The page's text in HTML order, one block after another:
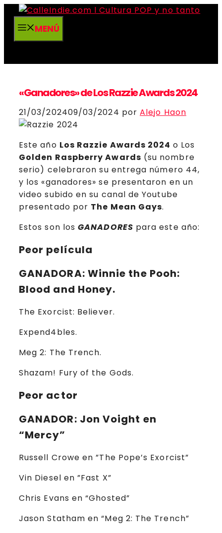
Saltar
contenidoMENÚ
«Ganadores» de Los Razzie Awards 2024
21/03/202409/03/2024 porAlejo Haon
Este año Los Razzie Awards 2024 o Los
Golden Raspberry Awards (su nombre
serio) celebraron su entrega número 44,
y los «ganadores» se presentaron en un
video subido en su canal de Youtube
presentado por The Mean Gays.
Estos son losGANADORES para este año:
Peor película
GANADORA: Winnie the Pooh:
Blood and Honey.
The Exorcist: Believer.
Expend4bles.
Meg 2: The Trench.
Shazam! Fury of the Gods.
Peor actor
GANADOR: Jon Voight en
“Mercy”
Russell Crowe en ”The Pope’s Exorcist”
Vin Diesel en ”Fast X”
Chris Evans en “Ghosted”
Jason Statham en “Meg 2: The Trench”